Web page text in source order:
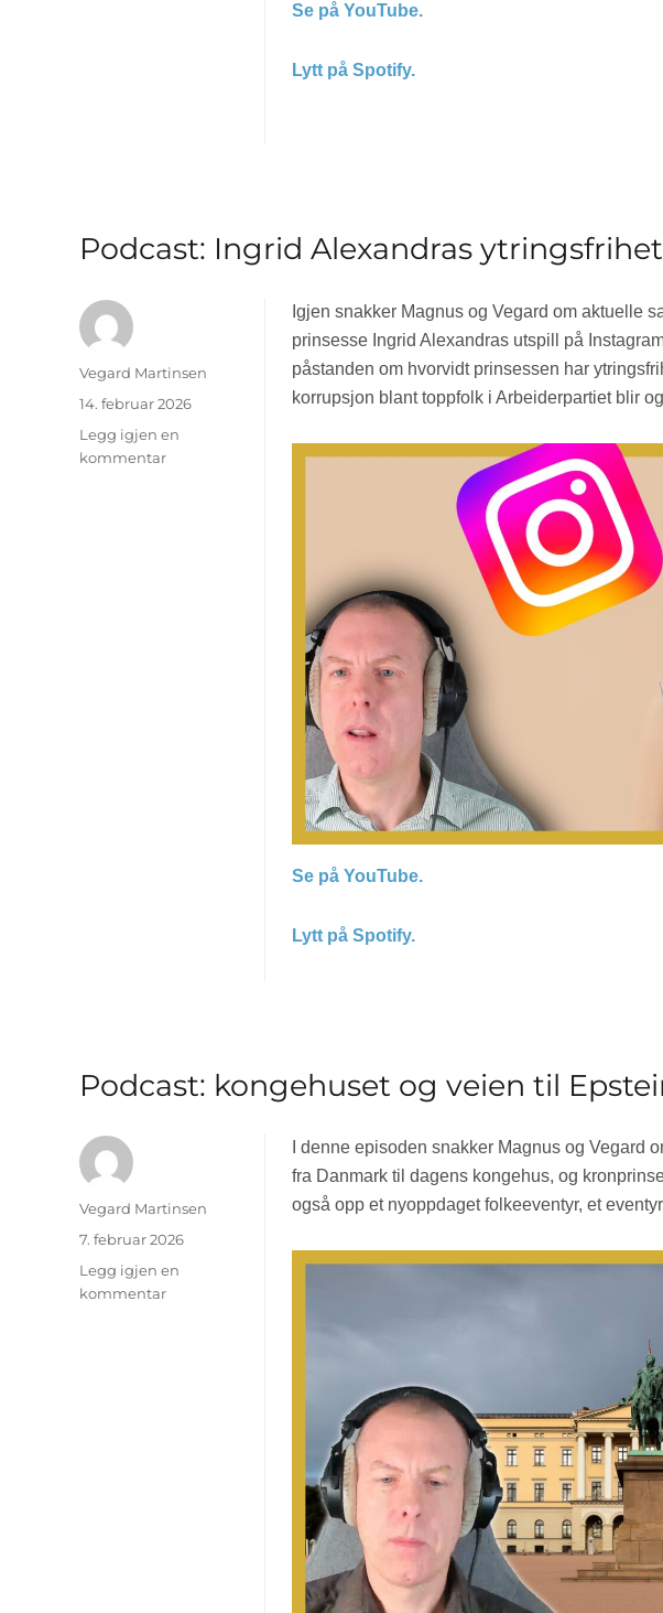
Se på YouTube.
Lytt på Spotify.
Podcast: Ingrid Alexandras
Igjen snakker Magnus og Vegard om aktuelle
prinsesse Ingrid Alexandras utspill på
påstanden om hvorvidt prinsessen har
korrupsjon blant toppfolk i Arbeiderpartiet blir
Se på YouTube.
Lytt på Spotify.
Forfatter
Vegard Martinsen
Publisert
14. februar 2026
Legg igjen en
kommentar
Podcast: kongehuset og veien til
I denne episoden snakker Magnus og Vegard
fra Danmark til dagens kongehus, og
også opp et nyoppdaget folkeeventyr, et
Forfatter
Vegard Martinsen
Publisert
7. februar 2026
Legg igjen en
kommentar